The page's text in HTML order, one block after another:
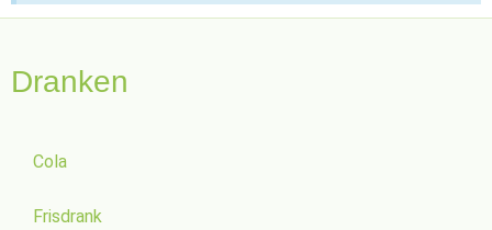
Dranken
Cola
Frisdrank